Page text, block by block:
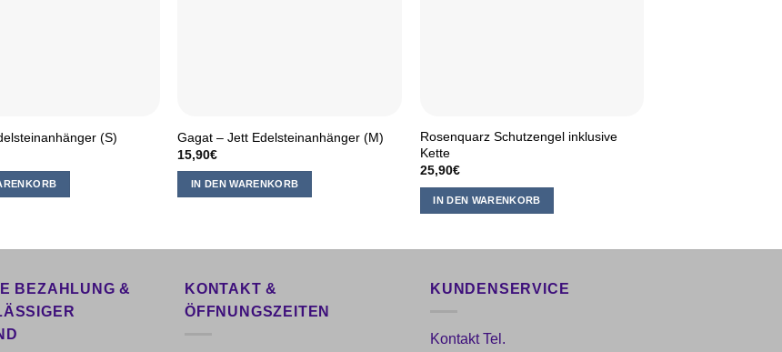
(S)
Gagat – Jett Edelsteinanhänger (M)
15,90€
IN DEN WARENKORB
Rosenquarz Schutzengel inklusive
Kette
25,90€
IN DEN WARENKORB
BEZAHLUNG &
KONTAKT &
ÖFFNUNGSZEITEN
KUNDENSERVICE
Kontakt Tel.